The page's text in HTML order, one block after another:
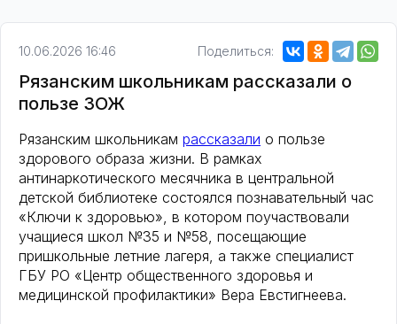
10.06.2026 16:46 Поделиться:
Рязанским школьникам рассказали о
пользе ЗОЖ
Рязанским школьникам рассказали о пользе
здорового образа жизни. В рамках
антинаркотического месячника в центральной
детской библиотеке состоялся познавательный час
«Ключи к здоровью», в котором поучаствовали
учащиеся школ №35 и №58, посещающие
пришкольные летние лагеря, а также специалист
ГБУ РО «Центр общественного здоровья и
медицинской профилактики» Вера Евстигнеева.